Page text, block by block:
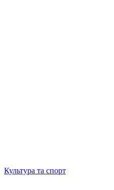
Культура та спорт